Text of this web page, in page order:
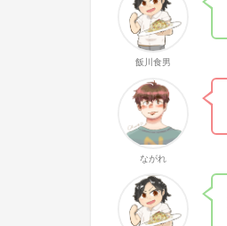
飯川食男
ながれ